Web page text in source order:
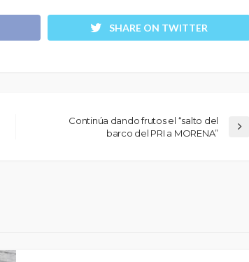
SHARE ON TWITTER
Continúa dando frutos el “salto del
barco del PRI a MORENA”